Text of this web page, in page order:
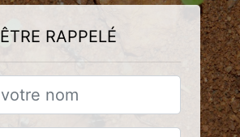
ÊTRE RAPPELÉ